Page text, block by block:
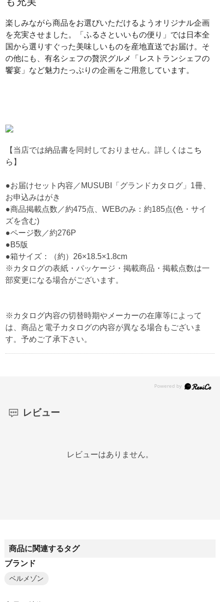
楽しみながら商品をお選びいただけるようオリジナル企画
を充実させました。「ふるさといいもの便り」では日本全
国から選りすぐった美味しいものを産地直送でお届け。そ
の他にも、有名シェフの贅沢グルメ「レストランシェフの
饗宴」など魅力たっぷりの企画をご用意しています。
【当店では納品書を同封しておりません。詳しくはこち
ら 】
●お届けセット内容／MUSUBI「グランドカタログ」1冊、
お申込みはがき
●商品掲載点数／約475点、WEBのみ：約185点(色・サイ
ズを含む)
●ページ数／約276P
●B5版
●箱サイズ：（約）26×18.5×1.8cm
※カタログの表紙・パッケージ・掲載商品・掲載点数は一
部変更になる場合がございます。
※カタログ内容の切替時期やメーカーの在庫等によって
は、商品と電子カタログの内容が異なる場合もございま
す。予めご了承下さい。
レビュー
レビューはありません。
商品に関連するタグ
ブランド
ベルメゾン